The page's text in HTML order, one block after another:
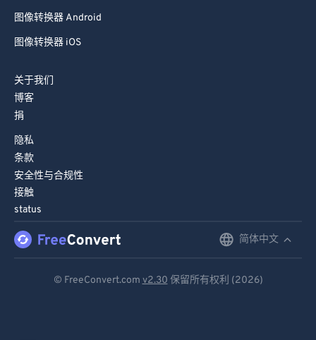
图像转换器 Android
图像转换器 iOS
关于我们
博客
捐
隐私
条款
安全性与合规性
接触
status
简体中文
© FreeConvert.com v2.30 保留所有权利 (2026)